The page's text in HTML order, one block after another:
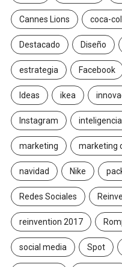
Cannes Lions coca-
Destacado Diseño
estrategia Facebook
Ideas ikea
Instagram
marketing marketing
navidad Nike
Redes Sociales
reinvention 2017
social media Spot